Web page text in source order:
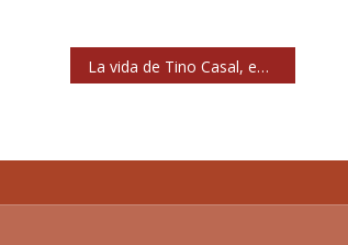
La vida de Tino Casal, en una nueva serie documental de Atresplayer